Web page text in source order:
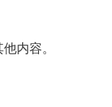
内容。